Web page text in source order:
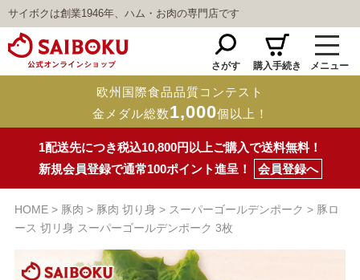
サイボクは創業1946年、ハム・お肉の専門店です
さがす 購入手続き メニュー
欧州国際食品品質コンテスト
金メダル総数1,000個以上！
1配送先につき税込10,800円以上ご購入で送料無料！
新規会員登録で通常100ポイント進呈！
会員登録へ
HOME 豚肉 豚肉 切り身 スーパーゴールデンポーク
豚ロ
ース 切リ身 スーパーゴールデンポーク 3枚